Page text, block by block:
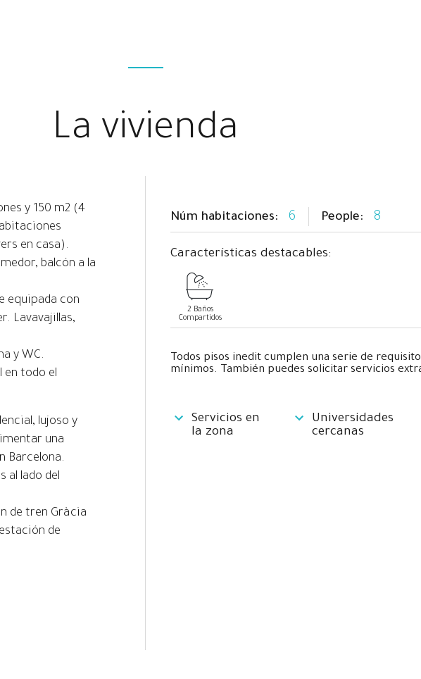
La vivienda
y 150 m2 (4
en casa).
balcón a la
equipada con
Lavavajillas,
y WC.
en todo el
lujoso y
una
Barcelona.
al lado del
de tren Gràcia
de
Núm habitaciones: 6 People: 8
Características destacables:
2 Baños
Compartidos
Todos pisos inedit cumplen una serie de
mínimos. También puedes solicitar servicios
Servicios en
la zona
Universidades
cercanas